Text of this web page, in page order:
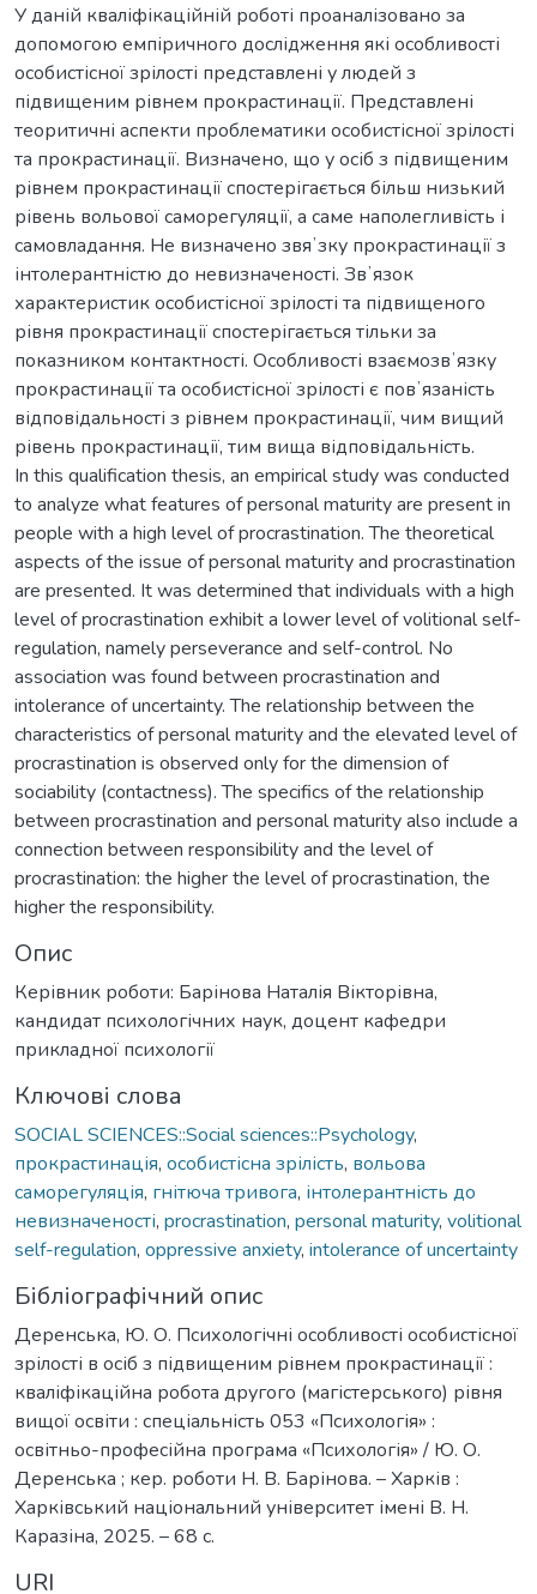
У даній кваліфікаційній роботі проаналізовано за
допомогою емпіричного дослідження які особливості
особистісної зрілості представлені у людей з
підвищеним рівнем прокрастинації. Представлені
теоритичні аспекти проблематики особистісної зрілості
та прокрастинації. Визначено, що у осіб з підвищеним
рівнем прокрастинації спостерігається більш низький
рівень вольової саморегуляції, а саме наполегливість і
самовладання. Не визначено звяʼзку прокрастинації з
інтолерантністю до невизначеності. Звʼязок
характеристик особистісної зрілості та підвищеного
рівня прокрастинації спостерігається тільки за
показником контактності. Особливості взаємозвʼязку
прокрастинації та особистісної зрілості є повʼязаність
відповідальності з рівнем прокрастинації, чим вищий
рівень прокрастинації, тим вища відповідальність.
In this qualification thesis, an empirical study was conducted
to analyze what features of personal maturity are present in
people with a high level of procrastination. The theoretical
aspects of the issue of personal maturity and procrastination
are presented. It was determined that individuals with a high
level of procrastination exhibit a lower level of volitional self-
regulation, namely perseverance and self-control. No
association was found between procrastination and
intolerance of uncertainty. The relationship between the
characteristics of personal maturity and the elevated level of
procrastination is observed only for the dimension of
sociability (contactness). The specifics of the relationship
between procrastination and personal maturity also include a
connection between responsibility and the level of
procrastination: the higher the level of procrastination, the
higher the responsibility.
Опис
Керівник роботи: Барінова Наталія Вікторівна,
кандидат психологічних наук, доцент кафедри
прикладної психології
Ключові слова
SOCIAL SCIENCES::Social sciences::Psychology,
прокрастинація, особистісна зрілість, вольова
саморегуляція, гнітюча тривога, інтолерантність до
невизначеності, procrastination, personal maturity, volitional
self-regulation, oppressive anxiety, intolerance of uncertainty
Бібліографічний опис
Деренська, Ю. О. Психологічні особливості особистісної
зрілості в осіб з підвищеним рівнем прокрастинації :
кваліфікаційна робота другого (магістерського) рівня
вищої освіти : спеціальність 053 «Психологія» :
освітньо-професійна програма «Психологія» / Ю. О.
Деренська ; кер. роботи Н. В. Барінова. – Харків :
Харківський національний університет імені В. Н.
Каразіна, 2025. – 68 с.
URI